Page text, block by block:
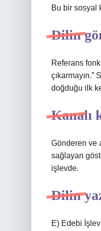
Bu bir sosyal
Dilin
Referans
çıkarmayın.”
doğduğu ilk
Kanalı
Gönderen ve
sağlayan
işlevde.
Dilin
E) Edebi